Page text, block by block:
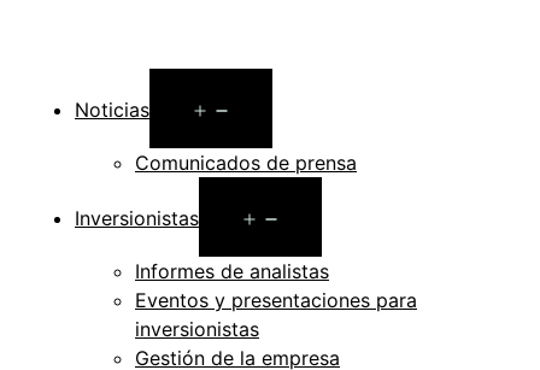
Noticias
menu
Comunicados de prensa
Inversionistas
menu
Informes de analistas
Eventos y presentaciones para
inversionistas
Gestión de la empresa